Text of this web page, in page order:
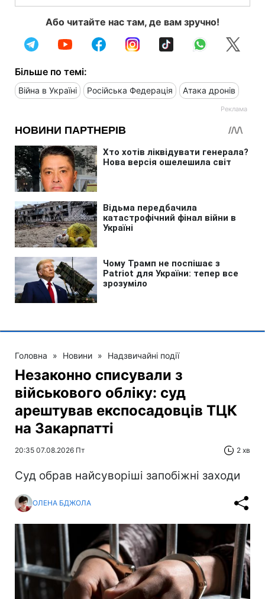
Або читайте нас там, де вам зручно!
Більше по темі:
Війна в Україні Російська Федерація Атака дронів
Головна » Новини » Надзвичайні події
Незаконно списували з
військового обліку: суд
арештував експосадовців ТЦК
на Закарпатті
20:35 07.08.2026 Пт 2 хв
Суд обрав найсуворіші запобіжні заходи
ОЛЕНА БДЖОЛА